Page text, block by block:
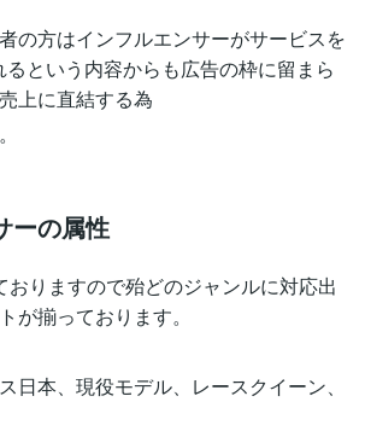
の方はインフルエンサーがサービスを
という内容からも広告の枠に留まら
上に直結する為
ーの属性
おりますので殆どのジャンルに対応出
が揃っております。
日本、現役モデル、レースクイーン、